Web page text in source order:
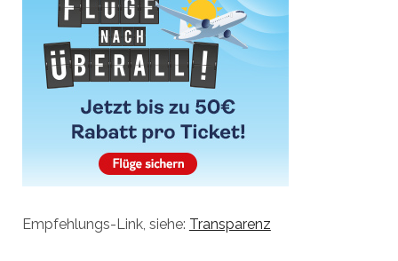
Empfehlungs-Link, siehe: Transparenz